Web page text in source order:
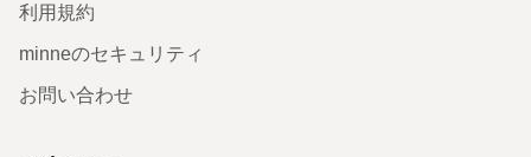
利用規約
minneのセキュリティ
お問い合わせ